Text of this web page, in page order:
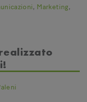
, Marketing,